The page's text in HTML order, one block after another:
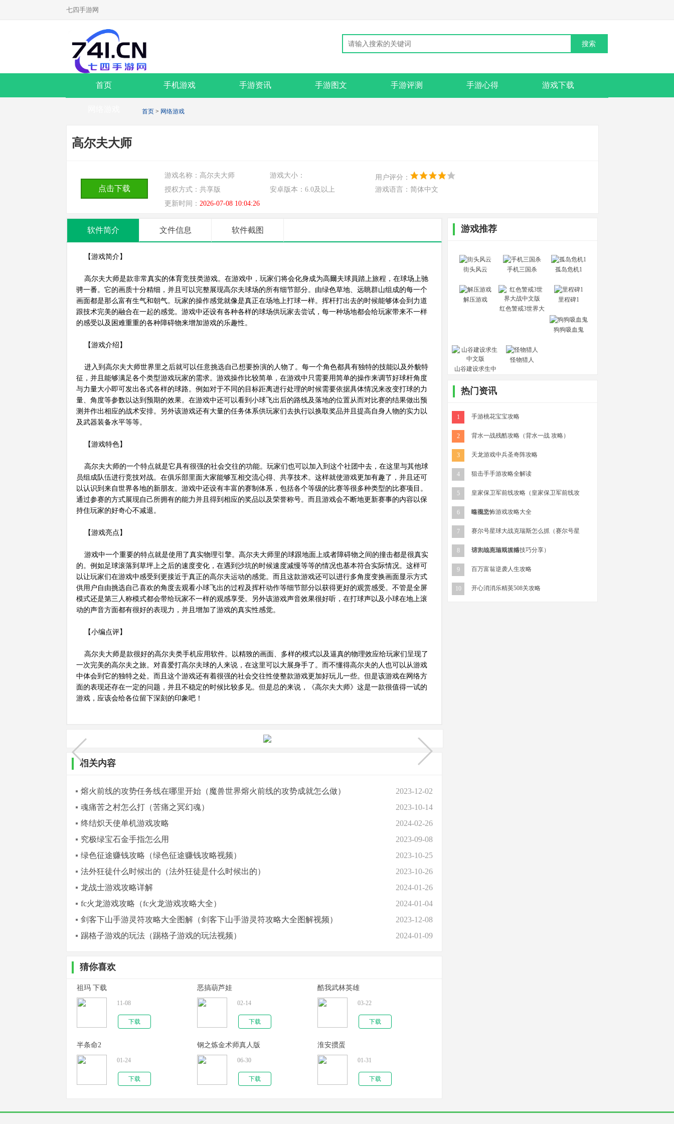
七四手游网
首页 手机游戏 手游资讯 手游图文 手游评测 手游心得 游戏下载
首页 > 网络游戏
高尔夫大师
点击下载
游戏名称： 高尔夫大师 游戏大小：
用户评分：
授权方式： 共享版 安卓版本： 6.0及以上 游戏语言： 简体中文
更新时间： 2026-07-08 10:04:26
软件简介 文件信息 软件截图
【游戏简介】
高尔夫大师是款非常真实的体育竞技类游戏。在游戏中，玩家们将会化身成为高爾夫球員踏上旅程，在球场上驰
骋一番。它的画质十分精细，并且可以完整展现高尔夫球场的所有细节部分。由绿色草地、远眺群山组成的每一个
画面都是那么富有生气和朝气。玩家的操作感觉就像是真正在场地上打球一样。挥杆打出去的时候能够体会到力道
跟技术完美的融合在一起的感觉。游戏中还设有各种各样的球场供玩家去尝试，每一种场地都会给玩家带来不一样
的感受以及困难重重的各种障碍物来增加游戏的乐趣性。
【游戏介绍】
进入到高尔夫大师世界里之后就可以任意挑选自己想要扮演的人物了。每一个角色都具有独特的技能以及外貌特
征，并且能够满足各个类型游戏玩家的需求。游戏操作比较简单，在游戏中只需要用简单的操作来调节好球杆角度
与力量大小即可发出各式各样的球路。例如对于不同的目标距离进行处理的时候需要依据具体情况来改变打球的力
量、角度等参数以达到预期的效果。在游戏中还可以看到小球飞出后的路线及落地的位置从而对比赛的结果做出预
测并作出相应的战术安排。另外该游戏还有大量的任务体系供玩家们去执行以换取奖品并且提高自身人物的实力以
及武器装备水平等等。
【游戏特色】
高尔夫大师的一个特点就是它具有很强的社会交往的功能。玩家们也可以加入到这个社团中去，在这里与其他球
员组成队伍进行竞技对战。在俱乐部里面大家能够互相交流心得、共享技术。这样就使游戏更加有趣了，并且还可
以认识到来自世界各地的新朋友。游戏中还设有丰富的赛制体系，包括各个等级的比赛等很多种类型的比赛项目。
通过参赛的方式展现自己所拥有的能力并且得到相应的奖品以及荣誉称号。而且游戏会不断地更新赛事的内容以保
持住玩家的好奇心不减退。
【游戏亮点】
游戏中一个重要的特点就是使用了真实物理引擎。高尔夫大师里的球跟地面上或者障碍物之间的撞击都是很真实
的。例如足球滚落到草坪上之后的速度变化，在遇到沙坑的时候速度减慢等等的情况也基本符合实际情况。这样可
以让玩家们在游戏中感受到更接近于真正的高尔夫运动的感觉。而且这款游戏还可以进行多角度变换画面显示方式
供用户自由挑选自己喜欢的角度去观看小球飞出的过程及挥杆动作等细节部分以获得更好的观赏感受。不管是全屏
模式还是第三人称模式都会带给玩家不一样的观感享受。另外该游戏声音效果很好听，在打球声以及小球在地上滚
动的声音方面都有很好的表现力，并且增加了游戏的真实性感觉。
【小编点评】
高尔夫大师是款很好的高尔夫类手机应用软件。以精致的画面、多样的模式以及逼真的物理效应给玩家们呈现了
一次完美的高尔夫之旅。对喜爱打高尔夫球的人来说，在这里可以大展身手了。而不懂得高尔夫的人也可以从游戏
中体会到它的独特之处。而且这个游戏还有着很强的社会交往性使整款游戏更加好玩儿一些。但是该游戏在网络方
面的表现还存在一定的问题，并且不稳定的时候比较多见。但是总的来说，《高尔夫大师》这是一款很值得一试的
游戏，应该会给各位留下深刻的印象吧！
相关内容
熔火前线的攻势任务线在哪里开始（魔兽世界熔火前线的攻势成就怎么做）
2023-12-02
魂痛苦之村怎么打（苦痛之冥幻魂）
2023-10-14
终结炽天使单机游戏攻略
2024-02-26
究极绿宝石金手指怎么用
2023-09-08
绿色征途赚钱攻略（绿色征途赚钱攻略视频）
2023-10-25
法外狂徒什么时候出的（法外狂徒是什么时候出的）
2023-10-26
龙战士游戏攻略详解
2024-01-26
fc火龙游戏攻略（fc火龙游戏攻略大全）
2024-01-04
剑客下山手游灵符攻略大全图解（剑客下山手游灵符攻略大全图解视频）
2023-12-08
踢格子游戏的玩法（踢格子游戏的玩法视频）
2024-01-09
猜你喜欢
祖玛 下载
11-08
下载
恶搞葫芦娃
02-14
下载
酷我武林英雄
03-22
下载
半条命2
01-24
下载
钢之炼金术师真人版
06-30
下载
淮安掼蛋
01-31
下载
游戏推荐
街头风云 手机三国杀 孤岛危机1
解压游戏
红色警戒3世界大
里程碑1
狗狗吸血鬼
山谷建设求生中
怪物猎人
热门资讯
1 手游桃花宝宝攻略
2 背水一战残酷攻略（背水一战 攻略）
3 天龙游戏中兵圣奇阵攻略
4 狙击手手游攻略全解读
5 皇家保卫军前线攻略（皇家保卫军前线攻
略图文）
6 噬魂恐怖游戏攻略大全
7 赛尔号星球大战克瑞斯怎么抓（赛尔号星
球大战克瑞斯抓捕技巧分享）
8 切割地面游戏攻略
9 百万富翁逆袭人生攻略
10 开心消消乐精英508关攻略